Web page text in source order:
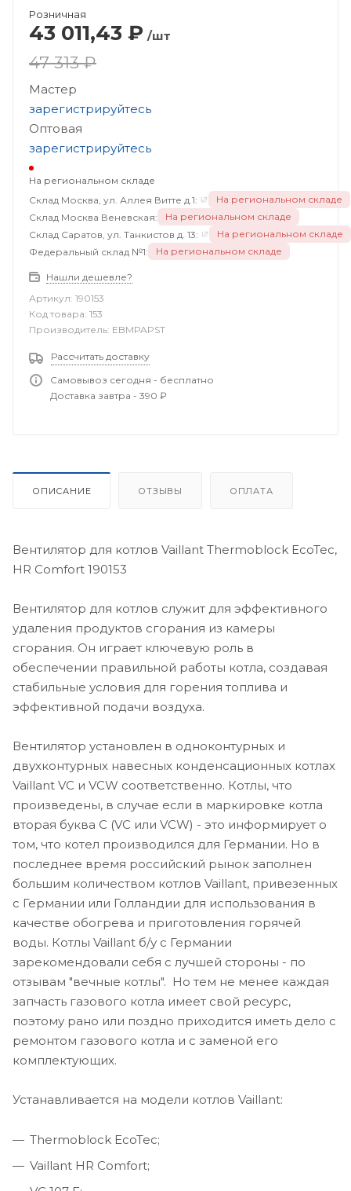
Розничная
43 011,43 ₽ /шт
47 313 ₽
Мастер
зарегистрируйтесь
Оптовая
зарегистрируйтесь
На региональном складе
Склад Москва, ул. Аллея Витте д.1:
На региональном складе
Склад Москва Веневская:
На региональном складе
Склад Саратов, ул. Танкистов д. 13:
На региональном складе
Федеральный склад №1:
На региональном складе
Нашли дешевле?
Артикул: 190153
Код товара: 153
Производитель: EBMPAPST
Рассчитать доставку
Самовывоз сегодня - бесплатно
Доставка завтра - 390 ₽
ОПИСАНИЕ ОТЗЫВЫ ОПЛАТА
Вентилятор для котлов Vaillant Thermoblock EcoTec,
HR Comfort 190153
Вентилятор для котлов служит для эффективного
удаления продуктов сгорания из камеры
сгорания. Он играет ключевую роль в
обеспечении правильной работы котла, создавая
стабильные условия для горения топлива и
эффективной подачи воздуха.
Вентилятор установлен в одноконтурных и
двухконтурных навесных конденсационных котлах
Vaillant VC и VCW соответственно. Котлы, что
произведены, в случае если в маркировке котла
вторая буква C (VC или VCW) - это информирует о
том, что котел производился для Германии. Но в
последнее время российский рынок заполнен
большим количеством котлов Vaillant, привезенных
с Германии или Голландии для использования в
качестве обогрева и приготовления горячей
воды. Котлы Vaillant б/у с Германии
зарекомендовали себя с лучшей стороны - по
отзывам "вечные котлы". Но тем не менее каждая
запчасть газового котла имеет свой ресурс,
поэтому рано или поздно приходится иметь дело с
ремонтом газового котла и с заменой его
комплектующих.
Устанавливается на модели котлов Vaillant:
Thermoblock EcoTec;
Vaillant HR Comfort;